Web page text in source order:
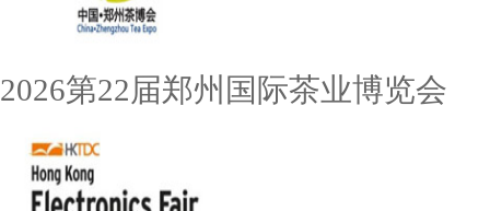
2026第22届郑州国际茶业博览会